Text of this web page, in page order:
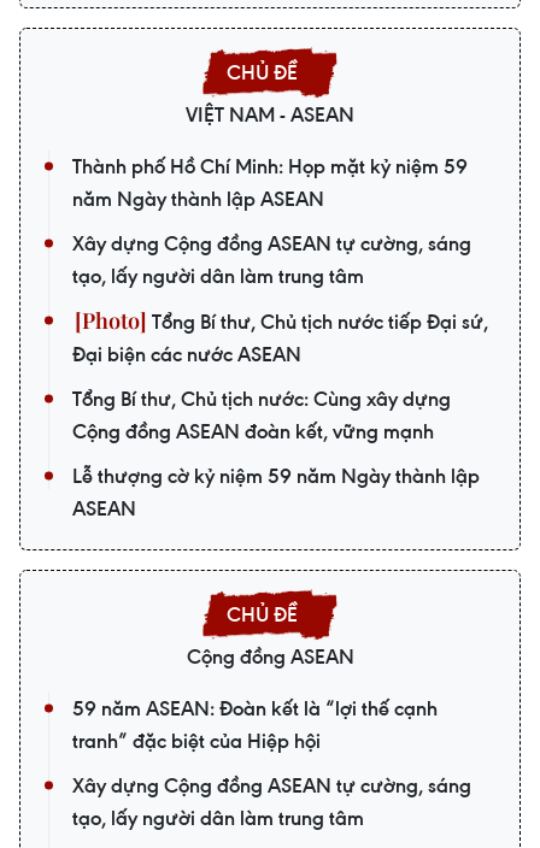
VIỆT NAM - ASEAN
Thành phố Hồ Chí Minh: Họp mặt kỷ niệm 59
năm Ngày thành lập ASEAN
Xây dựng Cộng đồng ASEAN tự cường, sáng
tạo, lấy người dân làm trung tâm
Tổng Bí thư, Chủ tịch nước tiếp Đại sứ,
Đại biện các nước ASEAN
Tổng Bí thư, Chủ tịch nước: Cùng xây dựng
Cộng đồng ASEAN đoàn kết, vững mạnh
Lễ thượng cờ kỷ niệm 59 năm Ngày thành lập
ASEAN
Cộng đồng ASEAN
59 năm ASEAN: Đoàn kết là “lợi thế cạnh
tranh” đặc biệt của Hiệp hội
Xây dựng Cộng đồng ASEAN tự cường, sáng
tạo, lấy người dân làm trung tâm